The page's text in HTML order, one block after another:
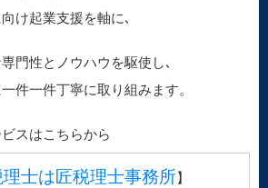
け起業支援を軸に､
門性とノウハウを駆使し､
件一件丁寧に取り組みます。
スはこちらから
士は匠税理士事務所】